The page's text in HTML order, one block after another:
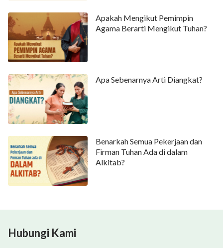
Apakah Mengikut Pemimpin
Agama Berarti Mengikut Tuhan?
Apa Sebenarnya Arti Diangkat?
Benarkah Semua Pekerjaan dan
Firman Tuhan Ada di dalam
Alkitab?
Hubungi Kami